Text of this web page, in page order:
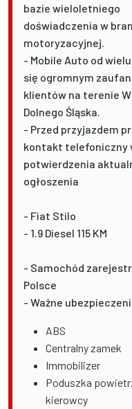
bazie wieloletniego
doświadczenia w
motoryzacyjnej.
- Mobile Auto od
się ogromnym
klientów na terenie
Dolnego Śląska.
- Przed przyjazdem
kontakt telefoniczny
potwierdzenia
ogłoszenia
- Fiat Stilo
- 1.9 Diesel 115 KM
- Samochód
Polsce
- Ważne
ABS
Centralny zamek
Immobilizer
Poduszka
kierowcy